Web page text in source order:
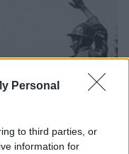
Personal
to third parties, or
information for